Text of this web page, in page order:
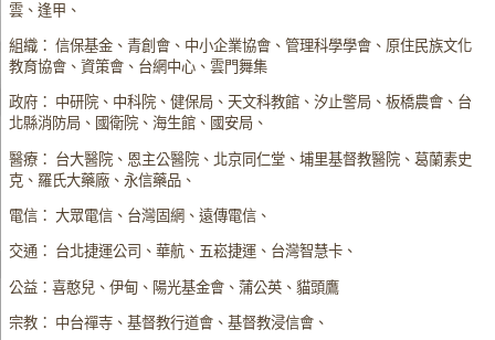
雲、逢甲、
組織： 信保基金、青創會、中小企業協會、管理科學學會、原住民族文化
教育協會、資策會、台網中心、雲門舞集
政府： 中研院、中科院、健保局、天文科教館、汐止警局、板橋農會、台
北縣消防局、國衛院、海生館、國安局、
醫療： 台大醫院、恩主公醫院、北京同仁堂、埔里基督教醫院、葛蘭素史
克、羅氏大藥廠、永信藥品、
電信： 大眾電信、台灣固網、遠傳電信、
交通： 台北捷運公司、華航、五崧捷運、台灣智慧卡、
公益：喜憨兒、伊甸、陽光基金會、蒲公英、貓頭鷹
宗教： 中台禪寺、基督教行道會、基督教浸信會、